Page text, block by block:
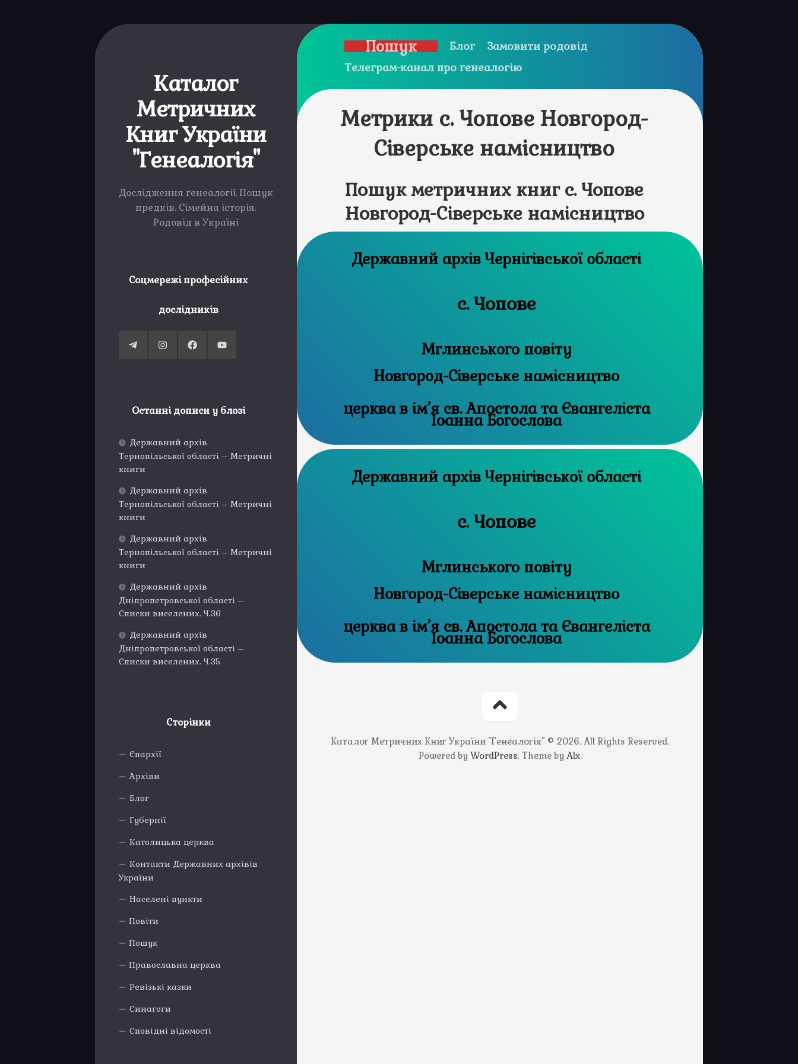
Каталог
Метричних
Книг України
"Генеалогія"
Дослідження генеалогії. Пошук
предків. Сімейна історія.
Родовід в Україні
Соцмережі професійних
дослідників
Останні дописи у блозі
Державний архів
Тернопільської області – Метричні
книги
Державний архів
Тернопільської області – Метричні
книги
Державний архів
Тернопільської області – Метричні
книги
Державний архів
Дніпропетровської області –
Списки виселених. Ч.36
Державний архів
Дніпропетровської області –
Списки виселених. Ч.35
Сторінки
Єпархії
Архіви
Блог
Губернії
Католицька церква
Контакти Державних архівів
України
Населені пункти
Повіти
Пошук
Православна церква
Ревізькі казки
Синагоги
Сповідні відомості
Пошук Блог
Замовити родовід
Телеграм-канал про генеалогію
Метрики с. Чопове Новгород-
Сіверське намісництво
Пошук метричних книг с. Чопове
Новгород-Сіверське намісництво
Державний архів Чернігівської області
с. Чопове
Мглинського повіту
Новгород-Сіверське намісництво
церква в ім’я св. Апостола та Євангеліста
Іоанна Богослова
Державний архів Чернігівської області
с. Чопове
Мглинського повіту
Новгород-Сіверське намісництво
церква в ім’я св. Апостола та Євангеліста
Іоанна Богослова
Каталог Метричних Книг України "Генеалогія" © 2026. All Rights Reserved.
Powered by WordPress. Theme by Alx.